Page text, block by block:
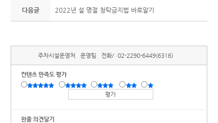
다음글 2022년 설 명절 청탁금지법 바로알기
주차시설운영처 운영팀 전화/ :02-2290-6449(6316)
컨텐츠 만족도 평가
한줄 의견달기